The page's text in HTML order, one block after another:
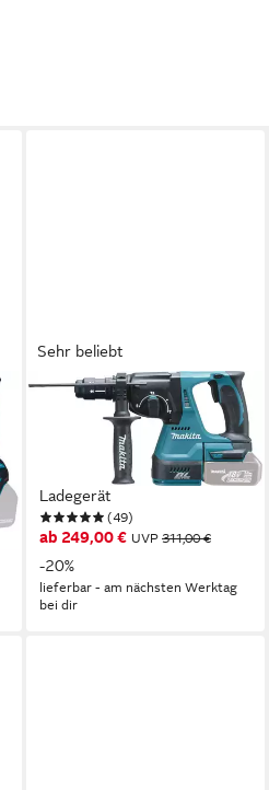
Sehr beliebt
MAKITA
Akku-Kombibohrhammer
DHR243Z, max. 950 U/min,
SDS+, ohne Akku und
Ladegerät
(49)
ab 249,00 € UVP 311,00 €
-20%
lieferbar - am nächsten Werktag
bei dir